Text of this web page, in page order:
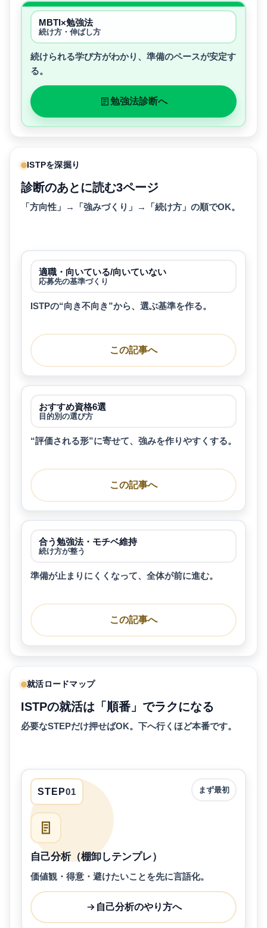
MBTI×勉強法
続け方・伸ばし方
続けられる学び方がわかり、準備のペースが安定す
る。
勉強法診断へ
ISTPを深掘り
診断のあとに読む3ページ
「方向性」→「強みづくり」→「続け方」の順でOK。
適職・向いている/向いていない
応募先の基準づくり
ISTPの“向き不向き”から、選ぶ基準を作る。
この記事へ
おすすめ資格6選
目的別の選び方
“評価される形”に寄せて、強みを作りやすくする。
この記事へ
合う勉強法・モチベ維持
続け方が整う
準備が止まりにくくなって、全体が前に進む。
この記事へ
就活ロードマップ
ISTPの就活は「順番」でラクになる
必要なSTEPだけ押せばOK。下へ行くほど本番です。
STEP01 まず最初
自己分析（棚卸しテンプレ）
価値観・得意・避けたいことを先に言語化。
自己分析のやり方へ